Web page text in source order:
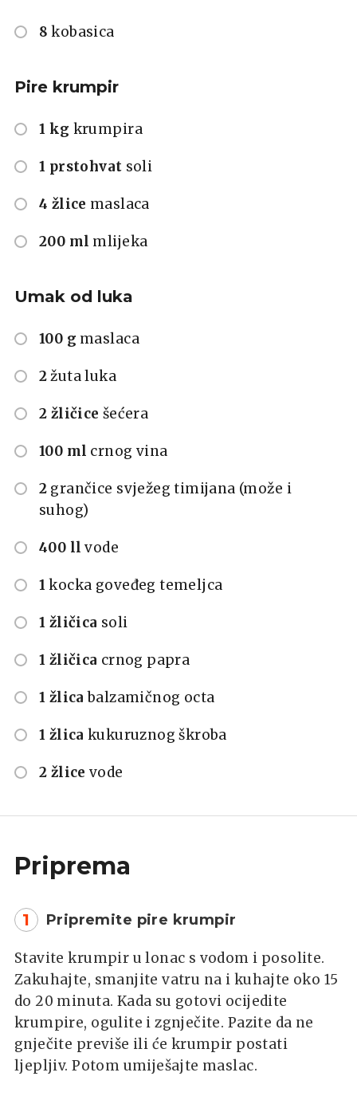
8 kobasica
Pire krumpir
1 kg krumpira
1 prstohvat soli
4 žlice maslaca
200 ml mlijeka
Umak od luka
100 g maslaca
2 žuta luka
2 žličice šećera
100 ml crnog vina
2 grančice svježeg timijana (može i
suhog)
400 ll vode
1 kocka goveđeg temeljca
1 žličica soli
1 žličica crnog papra
1 žlica balzamičnog octa
1 žlica kukuruznog škroba
2 žlice vode
Priprema
1 Pripremite pire krumpir
Stavite krumpir u lonac s vodom i posolite.
Zakuhajte, smanjite vatru na i kuhajte oko 15
do 20 minuta. Kada su gotovi ocijedite
krumpire, ogulite i zgnječite. Pazite da ne
gnječite previše ili će krumpir postati
ljepljiv. Potom umiješajte maslac.